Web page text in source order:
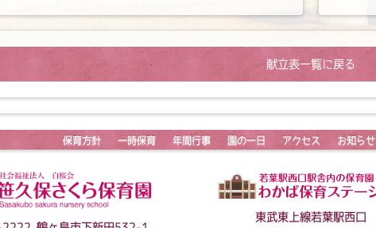
献立表一覧に戻る
保育方針 一時保育 年間行事 園の一日 アクセス お知らせ
東武東上線若葉駅西口